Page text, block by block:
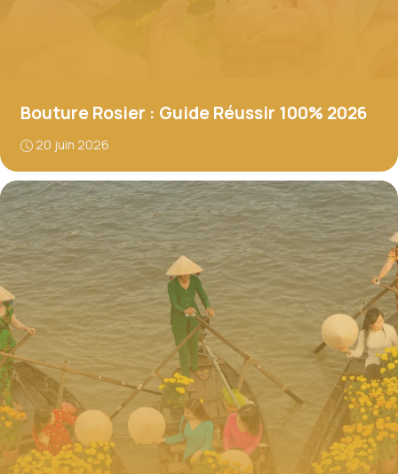
Bouture Rosier : Guide Réussir 100% 2026
20 juin 2026